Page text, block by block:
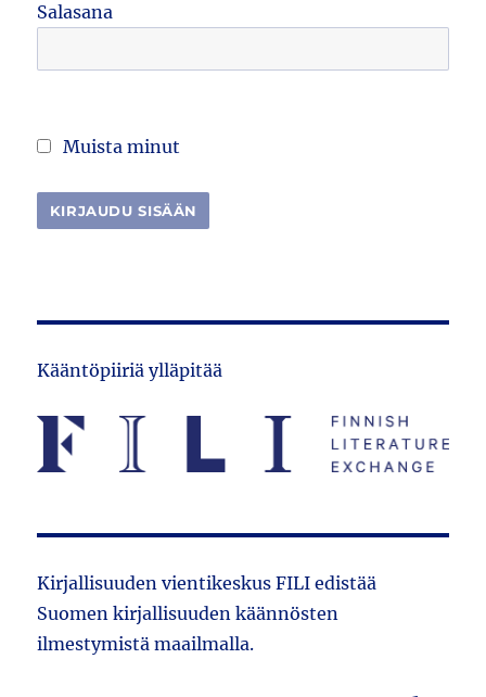
Salasana
Muista minut
Kääntöpiiriä ylläpitää
Kirjallisuuden vientikeskus FILI edistää
Suomen kirjallisuuden käännösten
ilmestymistä maailmalla.